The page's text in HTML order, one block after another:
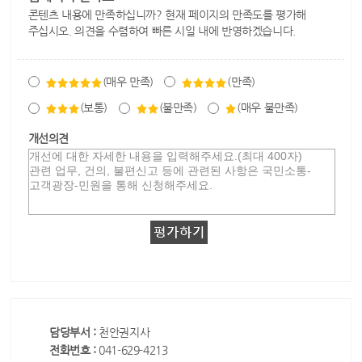
콘텐츠 내용에 만족하십니까? 현재 페이지의 만족도를 평가해
주십시오. 의견을 수렴하여 빠른 시일 내에 반영하겠습니다.
(매우 만족) (만족)
(보통) (불만족) (매우 불만족)
개선의견
담당부서 : 천안권지사
전화번호 : 041-629-4213